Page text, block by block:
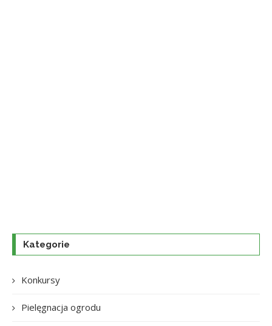
Kategorie
Konkursy
Pielęgnacja ogrodu